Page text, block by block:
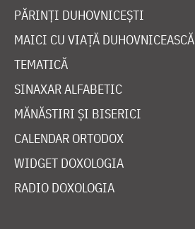
PĂRINȚI DUHOVNICEȘTI
MAICI CU VIAȚĂ DUHOVNICEASCĂ
TEMATICĂ
SINAXAR ALFABETIC
MĂNĂSTIRI ȘI BISERICI
CALENDAR ORTODOX
WIDGET DOXOLOGIA
RADIO DOXOLOGIA